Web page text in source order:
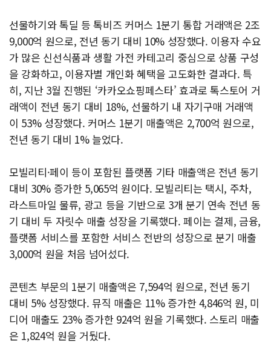
선물하기와 톡딜 등 톡비즈 커머스 1분기 통합 거래액은 2조
9,000억 원으로, 전년 동기 대비 10% 성장했다. 이용자 수요
가 많은 신선식품과 생활 가전 카테고리 중심으로 상품 구성
을 강화하고, 이용자별 개인화 혜택을 고도화한 결과다. 특
히, 지난 3월 진행된 ‘카카오쇼핑페스타’ 효과로 톡스토어 거
래액이 전년 동기 대비 18%, 선물하기 내 자기구매 거래액
이 53% 성장했다. 커머스 1분기 매출액은 2,700억 원으로,
전년 동기 대비 1% 늘었다.
모빌리티·페이 등이 포함된 플랫폼 기타 매출액은 전년 동기
대비 30% 증가한 5,065억 원이다. 모빌리티는 택시, 주차,
라스트마일 물류, 광고 등을 기반으로 3개 분기 연속 전년 동
기 대비 두 자릿수 매출 성장을 기록했다. 페이는 결제, 금융,
플랫폼 서비스를 포함한 서비스 전반의 성장으로 분기 매출
3,000억 원을 처음 넘어섰다.
콘텐츠 부문의 1분기 매출액은 7,594억 원으로, 전년 동기
대비 5% 성장했다. 뮤직 매출은 11% 증가한 4,846억 원, 미
디어 매출도 23% 증가한 924억 원을 기록했다. 스토리 매출
은 1,824억 원을 거뒀다.